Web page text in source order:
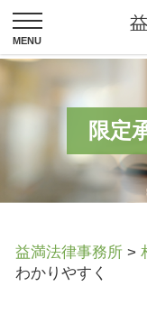
限定
益満法律事務所 >
わかりやすく